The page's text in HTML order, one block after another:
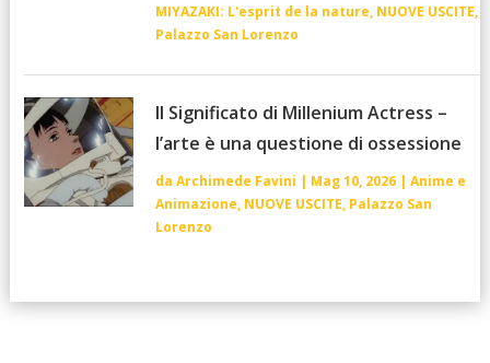
MIYAZAKI: L'esprit de la nature, NUOVE USCITE,
Palazzo San Lorenzo
Il Significato di Millenium Actress –
l’arte è una questione di ossessione
da Archimede Favini | Mag 10, 2026| Anime e
Animazione, NUOVE USCITE, Palazzo San
Lorenzo